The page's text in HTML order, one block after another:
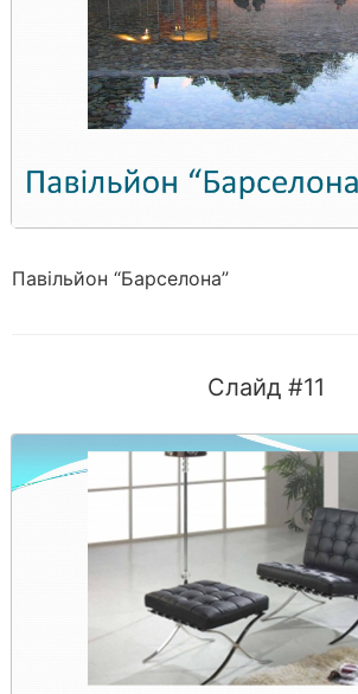
Павільйон “Барселона”
Слайд #11